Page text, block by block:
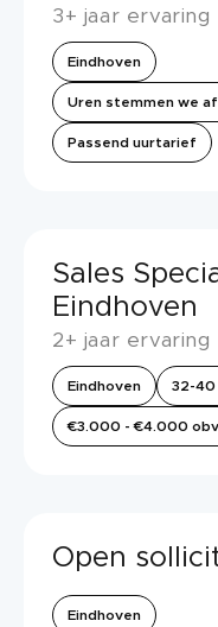
3+ jaar ervaring
Eindhoven
Uren stemmen we
Passend uurtarief
Sales
Eindhoven
2+ jaar ervaring
Eindhoven 32-40
€3.000 - €4.000 obv
Open
Eindhoven